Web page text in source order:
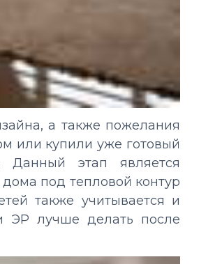
а также пожелания
или купили уже готовый
Данный этап является
под тепловой контур
также учитывается и
ЭР лучше делать после